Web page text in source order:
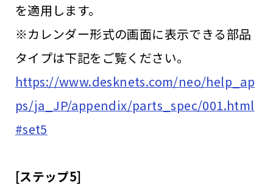
を適用します。
※カレンダー形式の画面に表示できる部品
タイプは下記をご覧ください。
https://www.desknets.com/neo/help_ap
ps/ja_JP/appendix/parts_spec/001.html
#set5
[ステップ5]